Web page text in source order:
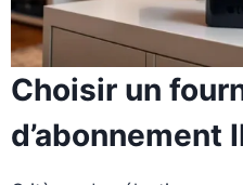
Choisir un
d’abonnement